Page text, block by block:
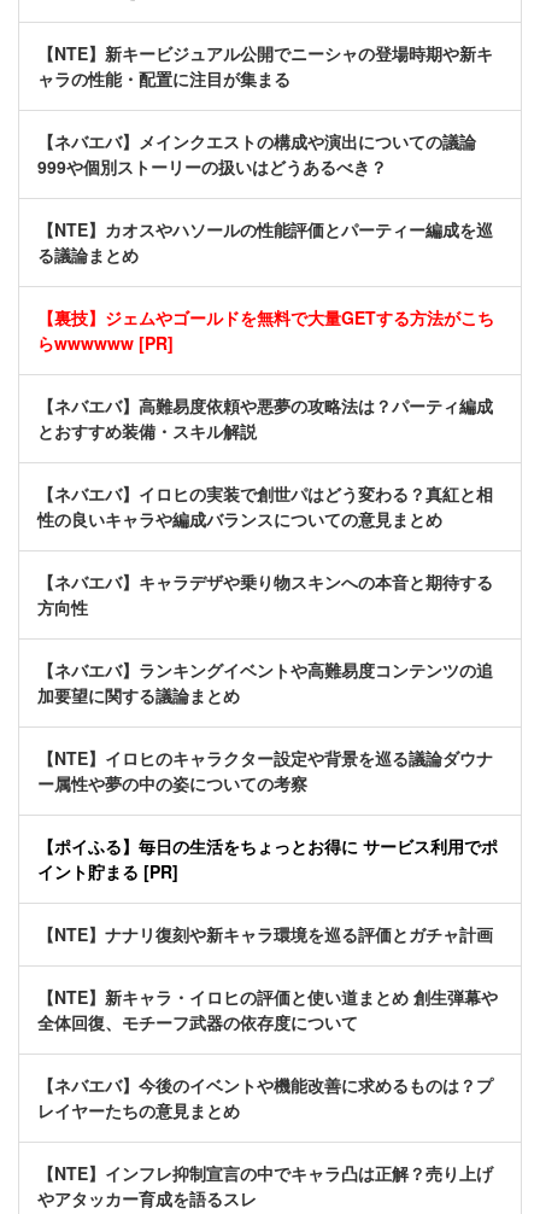
【NTE】新キービジュアル公開でニーシャの登場時期や新キ
ャラの性能・配置に注目が集まる
【ネバエバ】メインクエストの構成や演出についての議論
999や個別ストーリーの扱いはどうあるべき？
【NTE】カオスやハソールの性能評価とパーティー編成を巡
る議論まとめ
【裏技】ジェムやゴールドを無料で大量GETする方法がこち
らwwwwww [PR]
【ネバエバ】高難易度依頼や悪夢の攻略法は？パーティ編成
とおすすめ装備・スキル解説
【ネバエバ】イロヒの実装で創世パはどう変わる？真紅と相
性の良いキャラや編成バランスについての意見まとめ
【ネバエバ】キャラデザや乗り物スキンへの本音と期待する
方向性
【ネバエバ】ランキングイベントや高難易度コンテンツの追
加要望に関する議論まとめ
【NTE】イロヒのキャラクター設定や背景を巡る議論ダウナ
ー属性や夢の中の姿についての考察
【ポイふる】毎日の生活をちょっとお得に サービス利用でポ
イント貯まる [PR]
【NTE】ナナリ復刻や新キャラ環境を巡る評価とガチャ計画
【NTE】新キャラ・イロヒの評価と使い道まとめ 創生弾幕や
全体回復、モチーフ武器の依存度について
【ネバエバ】今後のイベントや機能改善に求めるものは？プ
レイヤーたちの意見まとめ
【NTE】インフレ抑制宣言の中でキャラ凸は正解？売り上げ
やアタッカー育成を語るスレ